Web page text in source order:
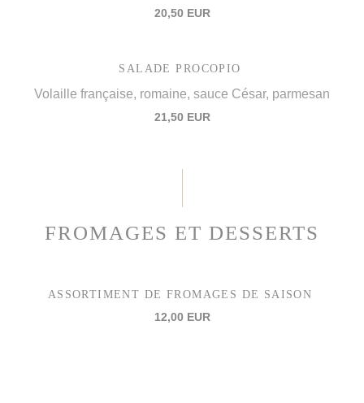
20,50 EUR
SALADE PROCOPIO
Volaille française, romaine, sauce César, parmesan
21,50 EUR
FROMAGES ET DESSERTS
ASSORTIMENT DE FROMAGES DE SAISON
12,00 EUR